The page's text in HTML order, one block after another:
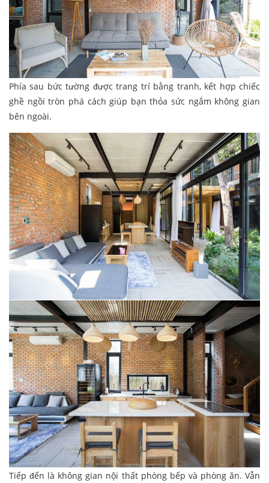
Phía sau bức tường được trang trí bằng tranh, kết hợp chiếc
ghề ngồi tròn phá cách giúp bạn thỏa sức ngắm không gian
bên ngoài.
Tiếp đến là không gian nội thất phòng bếp và phòng ăn. Vẫn